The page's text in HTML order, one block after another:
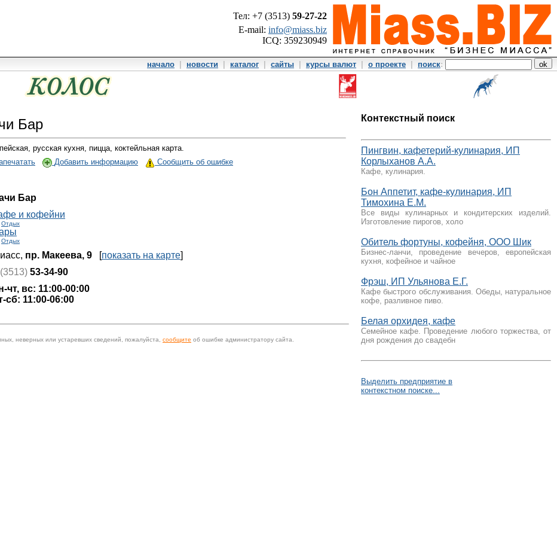
Тел: +7 (3513) 59-27-22
E-mail: info@miass.biz
ICQ: 359230949
начало новости каталог| сайты курсы валют о проекте поиск:
Бар
русская кухня, пицца, коктейльная карта.
Добавить информацию Сообщить об ошибке
Бар
и кофейни
Отдых
Отдых
пр. Макеева, 9 [показать на карте]
53-34-90
чт, вс: 11:00-00:00
сб: 11:00-06:00
неверных или устаревших сведений, пожалуйста, сообщите об ошибке администратору сайта.
Контекстный поиск
Пингвин, кафетерий-кулинария, ИП
Корлыханов А.А.
Кафе, кулинария.
Бон Аппетит, кафе-кулинария, ИП
Тимохина Е.М.
Все виды кулинарных и кондитерских изделий.
Изготовление пирогов, холо
Обитель фортуны, кофейня, ООО Шик
Бизнес-ланчи, проведение вечеров, европейская
кухня, кофейное и чайное
Фрэш, ИП Ульянова Е.Г.
Кафе быстрого обслуживания. Обеды, натуральное
кофе, разливное пиво.
Белая орхидея, кафе
Cемейное кафе. Проведение любого торжества, от
дня рождения до свадебн
Выделить предприятие в
контекстном поиске...